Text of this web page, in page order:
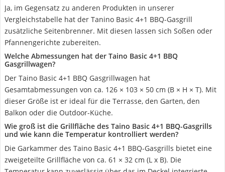
Ja, im Gegensatz zu anderen Produkten in unserer
Vergleichstabelle hat der Tanino Basic 4+1 BBQ-Gasgrill
zusätzliche Seitenbrenner. Mit diesen lassen sich Soßen oder
Pfannengerichte zubereiten.
Welche Abmessungen hat der Taino Basic 4+1 BBQ
Gasgrillwagen?
Der Taino Basic 4+1 BBQ Gasgrillwagen hat
Gesamtabmessungen von ca. 126 × 103 × 50 cm (B × H × T). Mit
dieser Größe ist er ideal für die Terrasse, den Garten, den
Balkon oder die Outdoor-Küche.
Wie groß ist die Grillfläche des Taino Basic 4+1 BBQ-Gasgrills
und wie kann die Temperatur kontrolliert werden?
Die Garkammer des Taino Basic 4+1 BBQ-Gasgrills bietet eine
zweigeteilte Grillfläche von ca. 61 × 32 cm (L x B). Die